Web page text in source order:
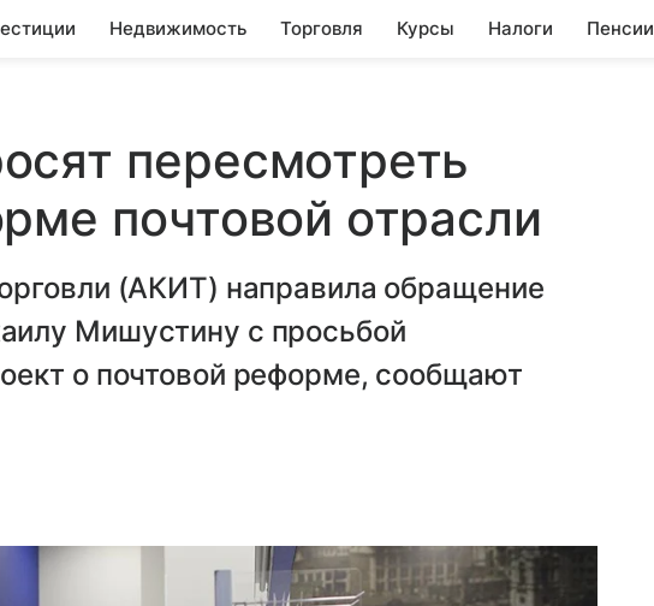
Недвижимость Торговля Курсы Налоги Пенсии
пересмотреть
почтовой отрасли
(АКИТ) направила обращение
Мишустину с просьбой
о почтовой реформе, сообщают